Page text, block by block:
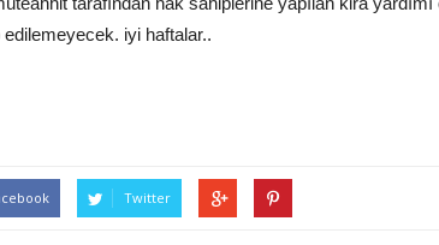
iyi haftalar..
Twitter